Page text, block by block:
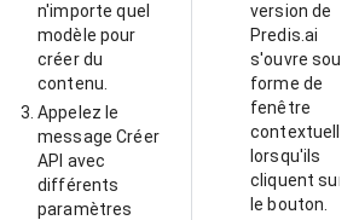
n'importe quel
modèle pour
créer du
contenu.
Appelez le
message Créer
API avec
différents
paramètres
version de
Predis.ai
s'ouvre sous
forme de
fenêtre
contextuelle
lorsqu'ils
cliquent sur
le bouton.